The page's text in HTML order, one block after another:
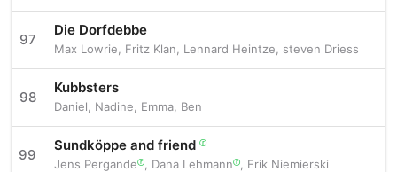
97
Die Dorfdebbe
Max Lowrie Fritz Klan Lennard Heintze steven Driess
98
Kubbsters
Daniel Nadine Emma Ben
99
Sundköppe and friend ⓡ
Jens Pergandeⓡ Dana Lehmannⓡ Erik Niemierski